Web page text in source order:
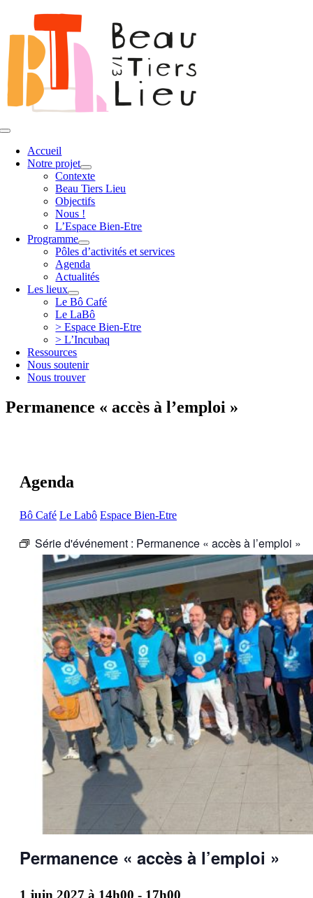
contenu
Toggle
NavigationAccueil
Notre projet
Contexte
Beau Tiers Lieu
Objectifs
Nous !
L’Espace Bien-Etre
Programme
Pôles d’activités et services
Agenda
Actualités
Les lieux
Le Bô Café
Le LaBô
> Espace Bien-Etre
> L’Incubaq
Ressources
Nous soutenir
Nous trouver
Permanence « accès à l’emploi »
Agenda
Bô Café Le Labô Espace Bien-Etre
Série d'événement : Permanence « accès à l’emploi »
Permanence « accès à l’emploi »